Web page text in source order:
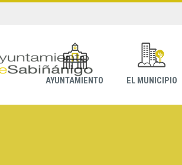
AYUNTAMIENTO EL MUNICIPIO